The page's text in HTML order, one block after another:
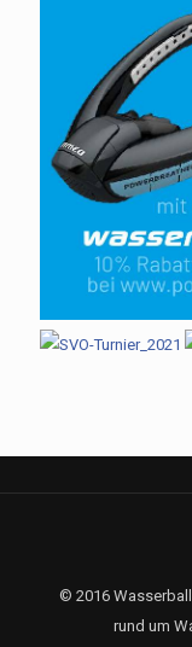
© 2016
rund um